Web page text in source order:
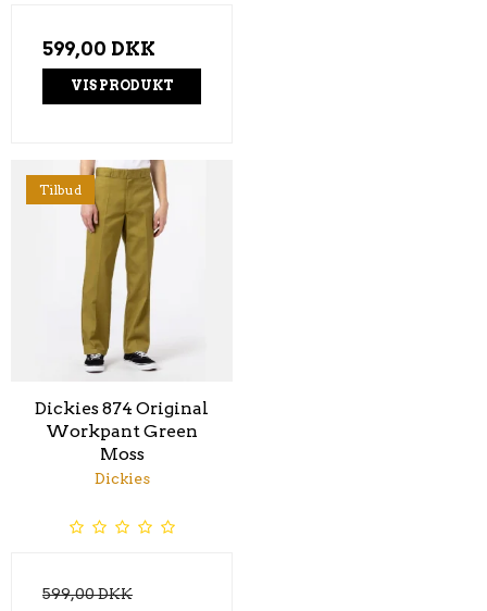
599,00 DKK
VIS PRODUKT
Tilbud
Dickies 874 Original
Workpant Green
Moss
Dickies
599,00 DKK